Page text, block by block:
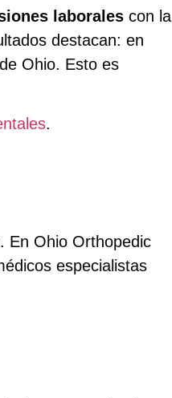
laborales con la
destacan: en
Ohio. Esto es
.
En Ohio Orthopedic
especialistas